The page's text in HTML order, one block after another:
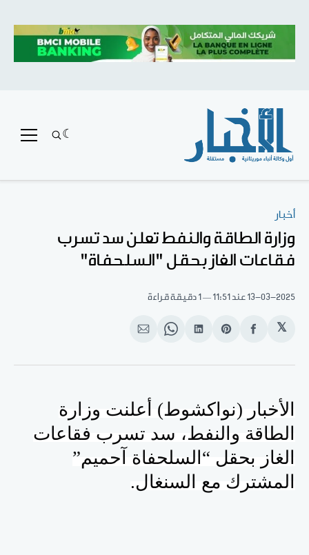
أخبار
وزارة الطاقة والنفط تعلن سد تسرب
فقاعات الغاز بحقل "السلحفاة"
13-03-2025 عند 11:51 1 دقيقة قراءة
𝕏
انشر
الفيسبوك
Share
Pinterest
انشر
لينكد
Share
WhatsApp
انشر
الإيميل
الأخبار (نواكشوط) أعلنت وزارة
الطاقة والنفط، سد تسرب فقاعات
الغاز بحقل “السلحفاة آحميم”
المشترك مع السنغال.